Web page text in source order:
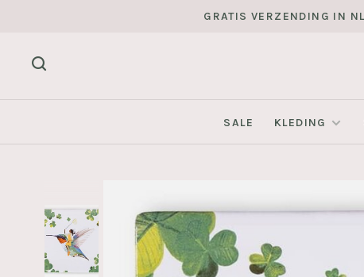
GRATIS VERZENDING IN
SALE KLEDING